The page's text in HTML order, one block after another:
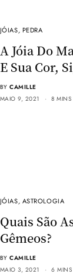
JÓIAS, PEDRA
A Jóia Do
E Sua Cor,
BY CAMILLE
MAIO 9, 2021
8 MINS
JÓIAS, ASTROLOGIA
Quais São
Gêmeos?
BY CAMILLE
MAIO 3, 2021
6